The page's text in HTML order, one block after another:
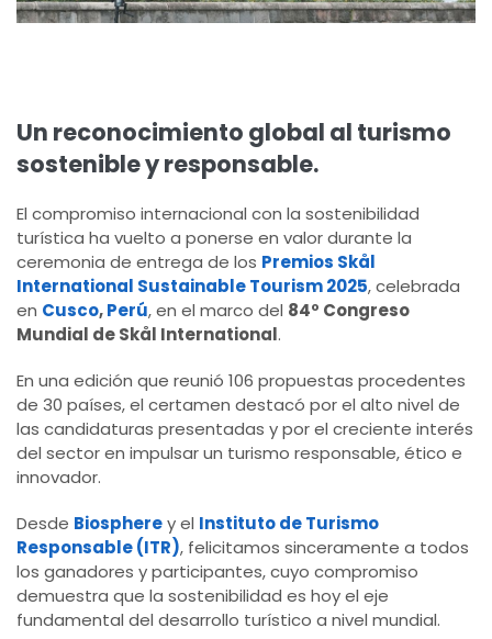
Un reconocimiento global al turismo
sostenible y responsable.
El compromiso internacional con la sostenibilidad
turística ha vuelto a ponerse en valor durante la
ceremonia de entrega de los Premios Skål
International Sustainable Tourism 2025, celebrada
en Cusco,Perú, en el marco del 84º Congreso
Mundial de Skål International.
En una edición que reunió 106 propuestas procedentes
de 30 países, el certamen destacó por el alto nivel de
las candidaturas presentadas y por el creciente interés
del sector en impulsar un turismo responsable, ético e
innovador.
Desde Biospherey el Instituto de Turismo
Responsable (ITR), felicitamos sinceramente a todos
los ganadores y participantes, cuyo compromiso
demuestra que la sostenibilidad es hoy el eje
fundamental del desarrollo turístico a nivel mundial.